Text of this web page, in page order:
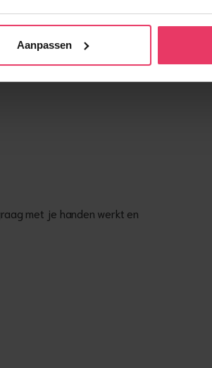
Aanpassen
staat dan binnen zit.
met je handen werkt en